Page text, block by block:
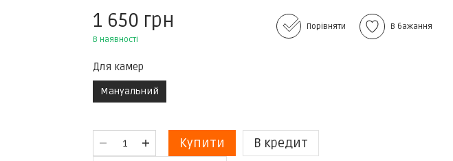
1 650 грн
В наявності
Порівняти В бажання
Для камер
Мануальний
Купити
В кредит